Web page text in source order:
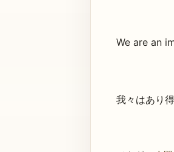
We are an
我々はあり